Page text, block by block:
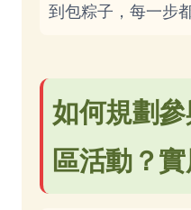
到包粽子，每一步
如何規劃
區活動？